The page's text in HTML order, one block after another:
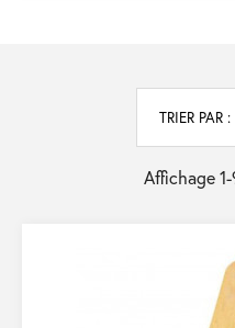
TRIER PAR :
Affichage